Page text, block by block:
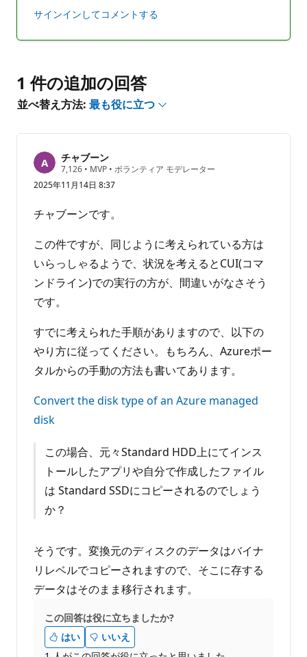
答
の
コ
ト
を
表
る
ト
サインインしてコメントする
1 件の追加の回答
並べ替え方法: 最も役に立つ
チャブーン
7,126 評
価
の
イ
ン
• MVP • ボランティア モデレーター
2025年11月14日 8:37
チャブーンです。
この件ですが、同じように考えられている方は
いらっしゃるようで、状況を考えるとCUI(コマ
ンドライン)での実行の方が、間違いがなさそう
です。
すでに考えられた手順がありますので、以下の
やり方に従ってください。もちろん、Azureポー
タルからの手動の方法も書いてあります。
Convert the disk type of an Azure managed
disk
この場合、元々Standard HDD上にてインス
トールしたアプリや自分で作成したファイル
は Standard SSDにコピーされるのでしょう
か？
そうです。変換元のディスクのデータはバイナ
リレベルでコピーされますので、そこに存する
データはそのまま移行されます。
この回答は役に立ちましたか?
はい
いいえ